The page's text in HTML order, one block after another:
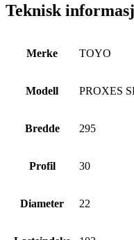
Teknisk
Merke TOYO
Modell PROXES
Bredde 295
Profil 30
Diameter 22